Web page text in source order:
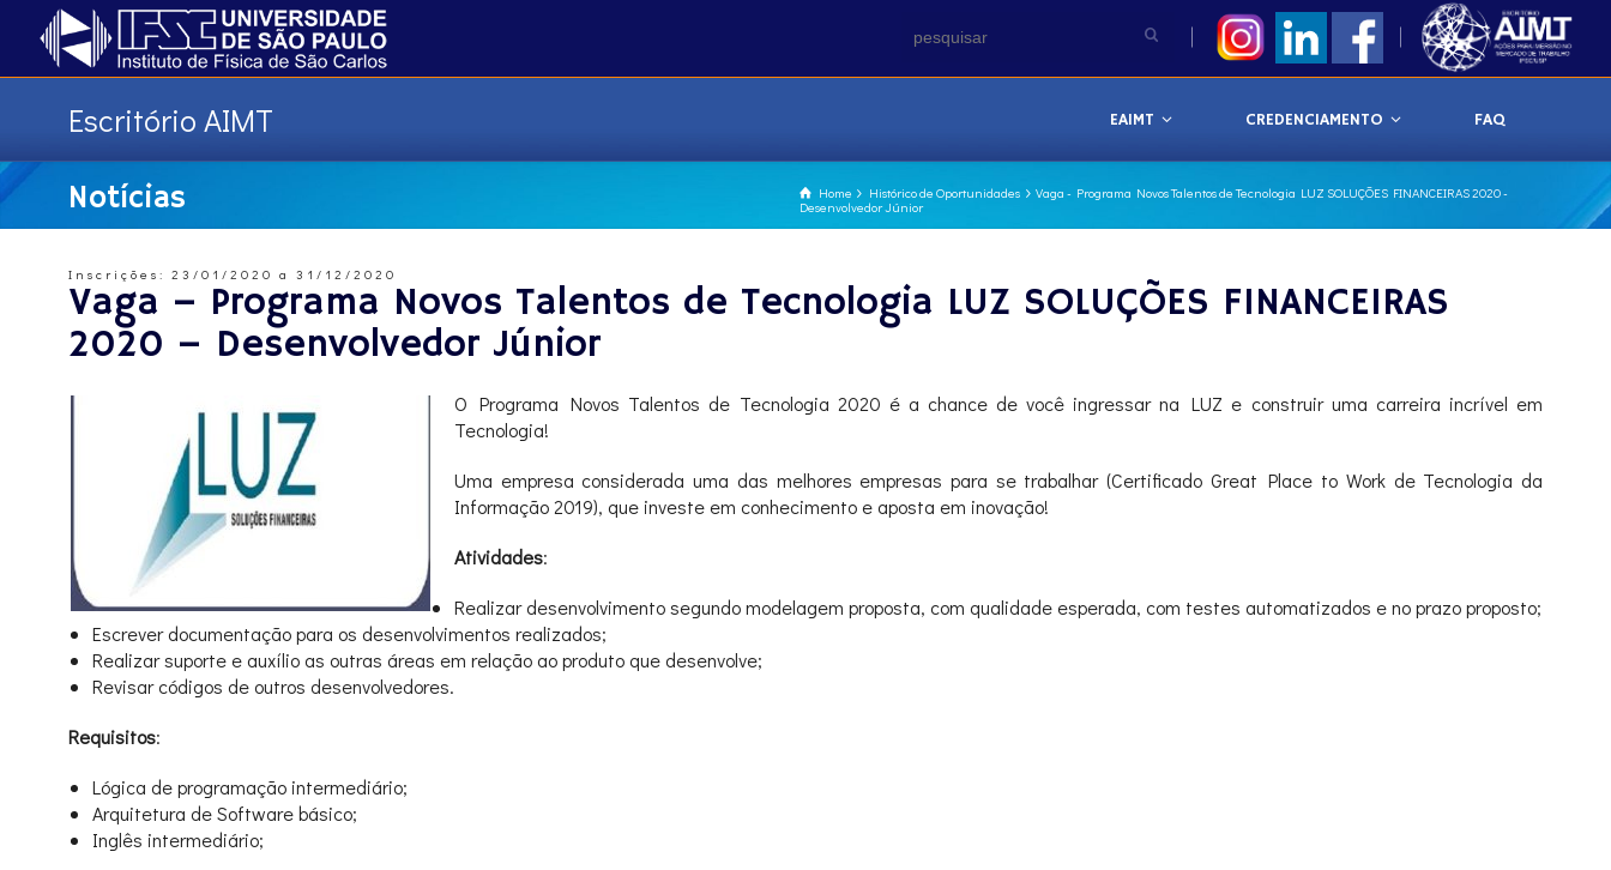
Escritório AIMT EAIMT CREDENCIAMENTO FAQ
Home Histórico de Oportunidades
Vaga - Programa Novos Talentos de Tecnologia LUZ SOLUÇÕES FINANCEIRAS 2020 -
Desenvolvedor Júnior
Notícias
Inscrições: 23/01/2020 a 31/12/2020
Vaga – Programa Novos Talentos de Tecnologia LUZ SOLUÇÕES FINANCEIRAS
2020 – Desenvolvedor Júnior
O Programa Novos Talentos de Tecnologia 2020 é a chance de você ingressar na LUZ e construir uma carreira incrível em
Tecnologia!
Uma empresa considerada uma das melhores empresas para se trabalhar (Certificado Great Place to Work de Tecnologia da
Informação 2019), que investe em conhecimento e aposta em inovação!
Atividades:
Realizar desenvolvimento segundo modelagem proposta, com qualidade esperada, com testes automatizados e no prazo proposto;
Escrever documentação para os desenvolvimentos realizados;
Realizar suporte e auxílio as outras áreas em relação ao produto que desenvolve;
Revisar códigos de outros desenvolvedores.
Requisitos:
Lógica de programação intermediário;
Arquitetura de Software básico;
Inglês intermediário;